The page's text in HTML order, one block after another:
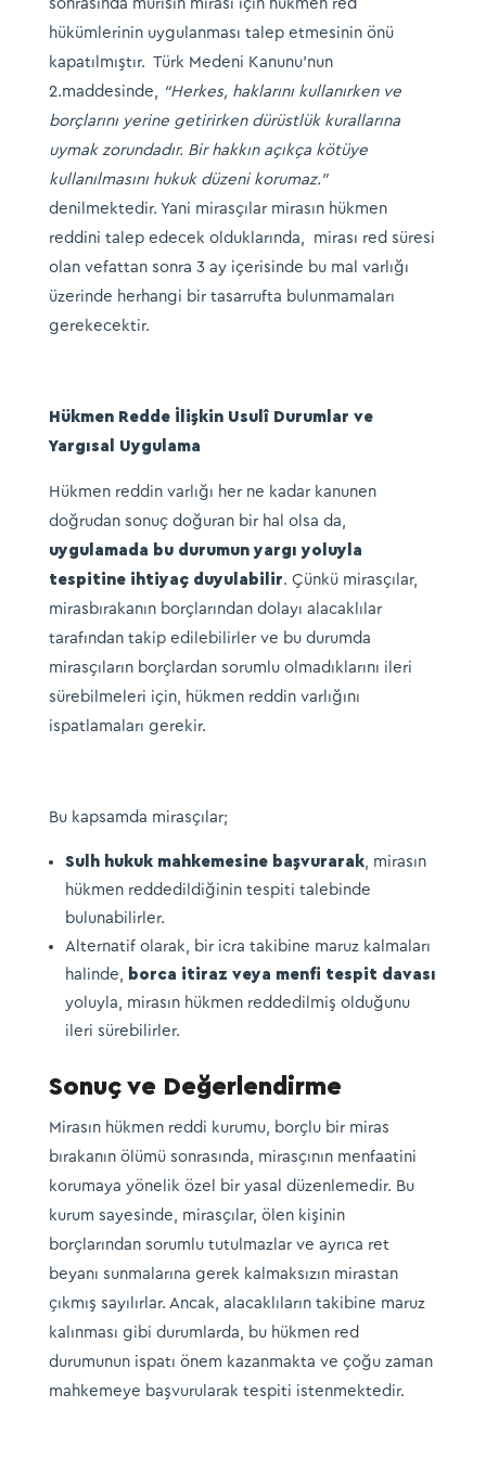
sonrasında murisin mirası için hükmen red
hükümlerinin uygulanması talep etmesinin önü
kapatılmıştır. Türk Medeni Kanunu’nun
2.maddesinde, “Herkes, haklarını kullanırken ve
borçlarını yerine getirirken dürüstlük kurallarına
uymak zorundadır. Bir hakkın açıkça kötüye
kullanılmasını hukuk düzeni korumaz.”
denilmektedir. Yani mirasçılar mirasın hükmen
reddini talep edecek olduklarında, mirası red süresi
olan vefattan sonra 3 ay içerisinde bu mal varlığı
üzerinde herhangi bir tasarrufta bulunmamaları
gerekecektir.
Hükmen Redde İlişkin Usulî Durumlar ve
Yargısal Uygulama
Hükmen reddin varlığı her ne kadar kanunen
doğrudan sonuç doğuran bir hal olsa da,
uygulamada bu durumun yargı yoluyla
tespitine ihtiyaç duyulabilir. Çünkü mirasçılar,
mirasbırakanın borçlarından dolayı alacaklılar
tarafından takip edilebilirler ve bu durumda
mirasçıların borçlardan sorumlu olmadıklarını ileri
sürebilmeleri için, hükmen reddin varlığını
ispatlamaları gerekir.
Bu kapsamda mirasçılar;
Sulh hukuk mahkemesine başvurarak, mirasın
hükmen reddedildiğinin tespiti talebinde
bulunabilirler.
Alternatif olarak, bir icra takibine maruz kalmaları
halinde, borca itiraz veya menfi tespit davası
yoluyla, mirasın hükmen reddedilmiş olduğunu
ileri sürebilirler.
Sonuç ve Değerlendirme
Mirasın hükmen reddi kurumu, borçlu bir miras
bırakanın ölümü sonrasında, mirasçının menfaatini
korumaya yönelik özel bir yasal düzenlemedir. Bu
kurum sayesinde, mirasçılar, ölen kişinin
borçlarından sorumlu tutulmazlar ve ayrıca ret
beyanı sunmalarına gerek kalmaksızın mirastan
çıkmış sayılırlar. Ancak, alacaklıların takibine maruz
kalınması gibi durumlarda, bu hükmen red
durumunun ispatı önem kazanmakta ve çoğu zaman
mahkemeye başvurularak tespiti istenmektedir.